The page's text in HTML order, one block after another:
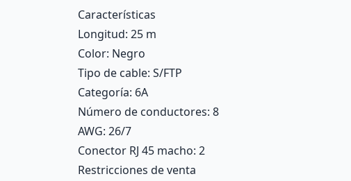
Características
Longitud: 25 m
Color: Negro
Tipo de cable: S/FTP
Categoría: 6A
Número de conductores: 8
AWG: 26/7
Conector RJ 45 macho: 2
Restricciones de venta